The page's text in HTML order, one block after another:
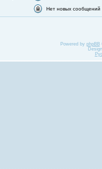
Нет новых сообщений
Powered by phpBB